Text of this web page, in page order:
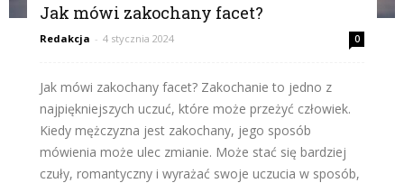
Jak mówi zakochany facet?
Redakcja - 4 stycznia 2024 0
Jak mówi zakochany facet? Zakochanie to jedno z
najpiękniejszych uczuć, które może przeżyć człowiek.
Kiedy mężczyzna jest zakochany, jego sposób
mówienia może ulec zmianie. Może stać się bardziej
czuły, romantyczny i wyrażać swoje uczucia w sposób,